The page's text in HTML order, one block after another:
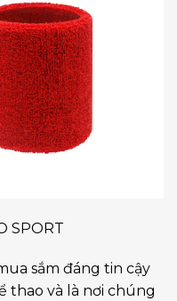
SPORT
sắm đáng tin cậy
thao và là nơi chúng